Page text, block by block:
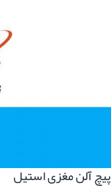
پیچ آلن مغزی استیل